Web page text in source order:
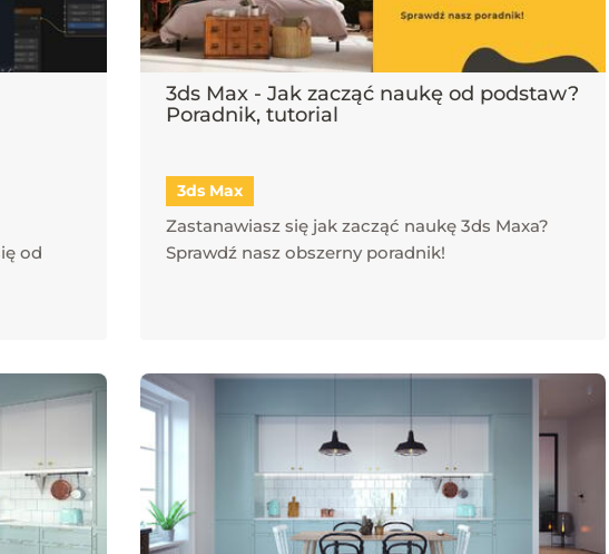
od
3ds Max - Jak zacząć naukę od podstaw?
Poradnik, tutorial
3ds Max
Zastanawiasz się jak zacząć naukę 3ds Maxa?
Sprawdź nasz obszerny poradnik!